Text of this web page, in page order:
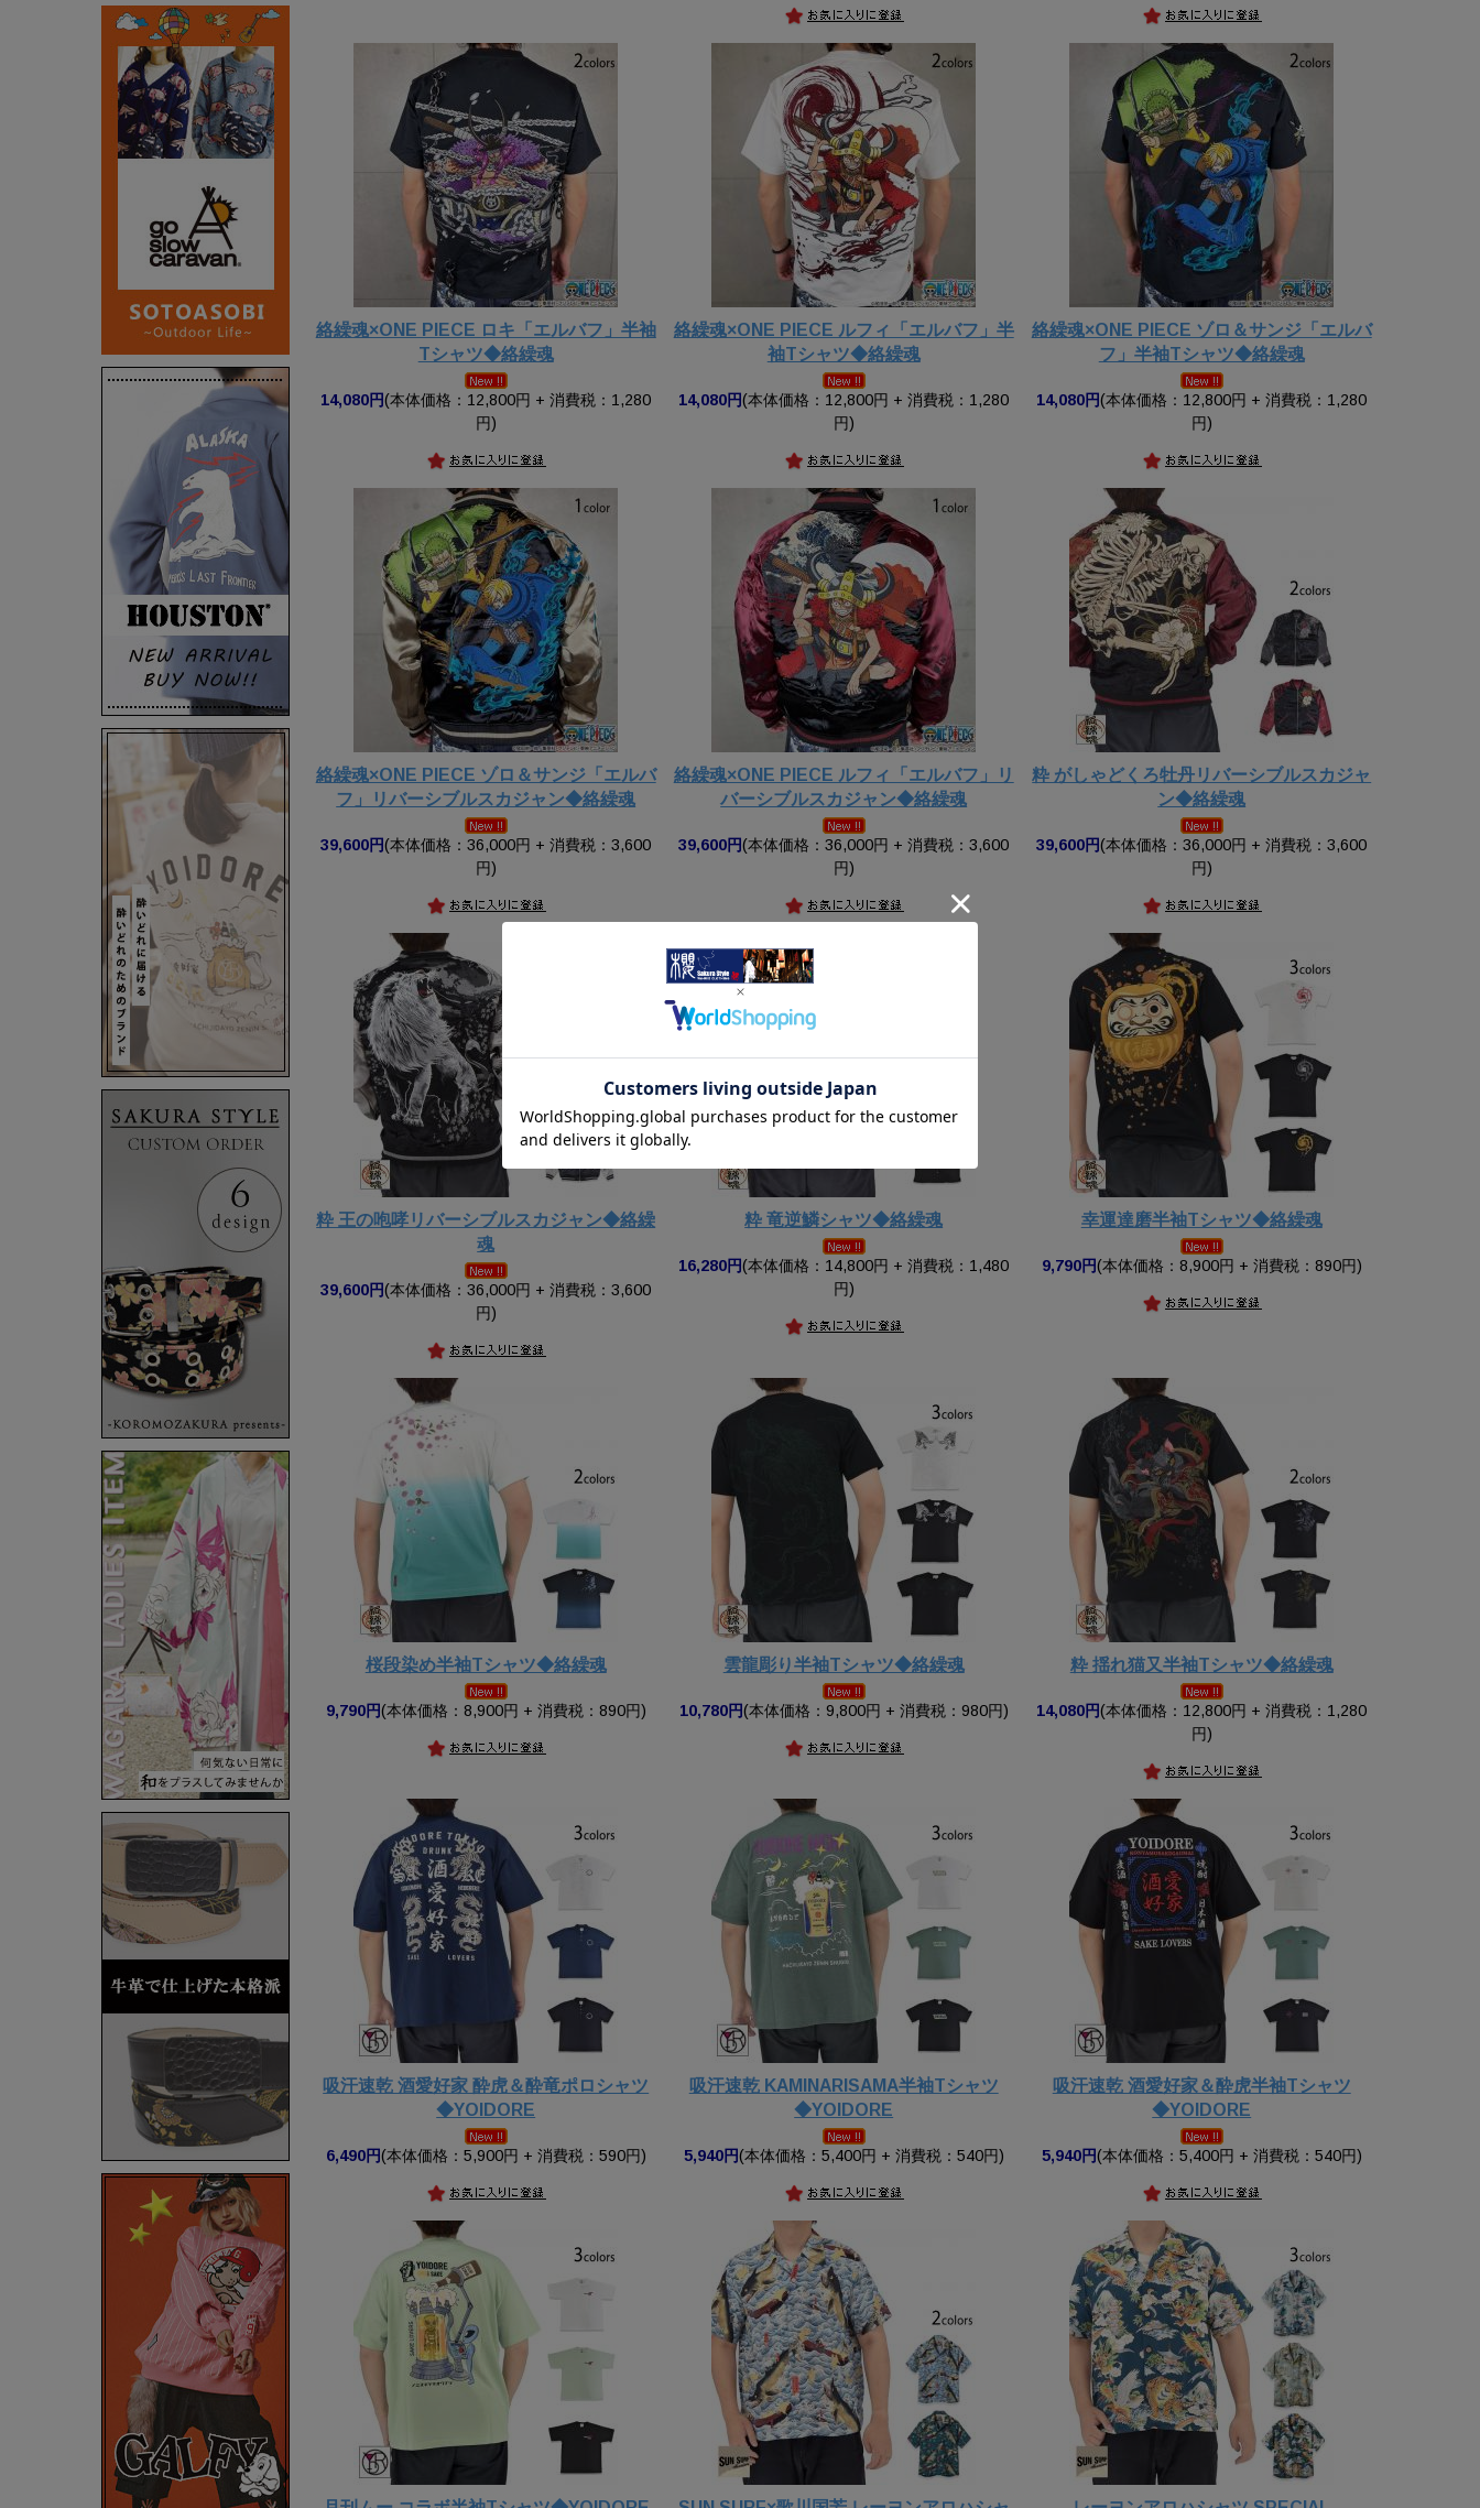
絡繰魂×ONE PIECE ロキ「エルバフ」半袖
Tシャツ◆絡繰魂
14,080円(本体価格：12,800円 + 消費税：1,280
円)
絡繰魂×ONE PIECE ルフィ「エルバフ」半
袖Tシャツ◆絡繰魂
14,080円(本体価格：12,800円 + 消費税：1,280
円)
絡繰魂×ONE PIECE ゾロ＆サンジ「エルバ
フ」半袖Tシャツ◆絡繰魂
14,080円(本体価格：12,800円 + 消費税：1,280
円)
絡繰魂×ONE PIECE ゾロ＆サンジ「エルバ
フ」リバーシブルスカジャン◆絡繰魂
39,600円(本体価格：36,000円 + 消費税：3,600
円)
絡繰魂×ONE PIECE ルフィ「エルバフ」リ
バーシブルスカジャン◆絡繰魂
39,600円(本体価格：36,000円 + 消費税：3,600
円)
粋 がしゃどくろ牡丹リバーシブルスカジャ
ン◆絡繰魂
39,600円(本体価格：36,000円 + 消費税：3,600
円)
粋 王の咆哮リバーシブルスカジャン◆絡繰
魂
39,600円(本体価格：36,000円 + 消費税：3,600
円)
粋 竜逆鱗シャツ◆絡繰魂
16,280円(本体価格：14,800円 + 消費税：1,480
円)
幸運達磨半袖Tシャツ◆絡繰魂
9,790円(本体価格：8,900円 + 消費税：890円)
桜段染め半袖Tシャツ◆絡繰魂
9,790円(本体価格：8,900円 + 消費税：890円)
雲龍彫り半袖Tシャツ◆絡繰魂
10,780円(本体価格：9,800円 + 消費税：980円)
粋 揺れ猫又半袖Tシャツ◆絡繰魂
14,080円(本体価格：12,800円 + 消費税：1,280
円)
吸汗速乾 酒愛好家 酔虎＆酔竜ポロシャツ
◆YOIDORE
6,490円(本体価格：5,900円 + 消費税：590円)
吸汗速乾 KAMINARISAMA半袖Tシャツ
◆YOIDORE
5,940円(本体価格：5,400円 + 消費税：540円)
吸汗速乾 酒愛好家＆酔虎半袖Tシャツ
◆YOIDORE
5,940円(本体価格：5,400円 + 消費税：540円)